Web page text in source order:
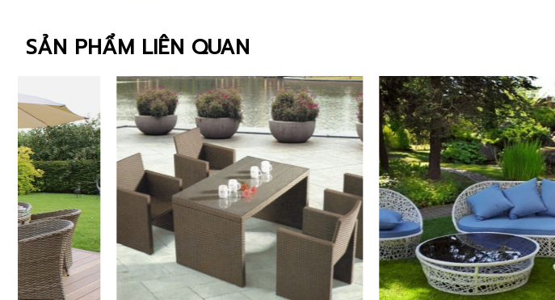
SẢN PHẨM LIÊN QUAN